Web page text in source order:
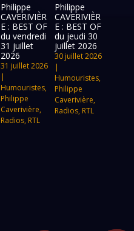
Philippe
CAVERIVIÈR
E : BEST OF
du vendredi
31 juillet
2026
31 juillet 2026
|
Humouristes,
Philippe
Caverivière,
Radios, RTL
Philippe
CAVERIVIÈR
E : BEST OF
du jeudi 30
juillet 2026
30 juillet 2026
|
Humouristes,
Philippe
Caverivière,
Radios, RTL